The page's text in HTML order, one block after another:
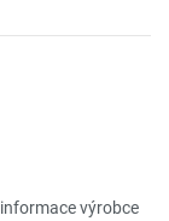
výrobce